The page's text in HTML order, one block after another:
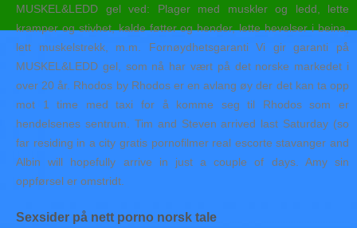
MUSKEL&LEDD gel ved: Plager med muskler og ledd, lette
kramper og stivhet, kalde føtter og hender, lette hevelser i beina,
lett muskelstrekk, m.m. Fornøydhetsgaranti Vi gir garanti på
MUSKEL&LEDD gel, som nå har vært på det norske markedet i
over 20 år. Rhodos by Rhodos er en avlang øy der det kan ta opp
mot 1 time med taxi for å komme seg til Rhodos som er
hendelsenes sentrum. Tim and Steven arrived last Saturday (so
far residing in a city gratis pornofilmer real escorte stavanger and
Albin will hopefully arrive in just a couple of days. Amy sin
oppførsel er omstridt.
Sexsider på nett porno norsk tale